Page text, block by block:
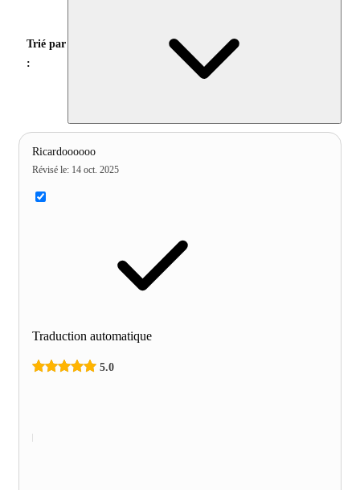
Trié par
:
Ricardoooooo
Révisé le: 14 oct. 2025
Traduction automatique
5.0